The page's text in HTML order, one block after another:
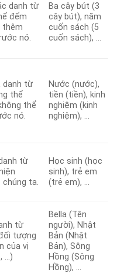
danh từ
đếm
thêm
nó.
Ba cây bút (3
cây bút), năm
cuốn sách (5
cuốn sách), …
danh từ
thể
thể
nó.
Nước (nước),
tiền (tiền), kinh
nghiệm (kinh
nghiệm), …
từ
chúng ta.
Học sinh (học
sinh), trẻ em
(trẻ em), …
từ
tượng
của vị
…)
Bella (Tên
người), Nhật
Bản (Nhật
Bản), Sông
Hồng (Sông
Hồng), …